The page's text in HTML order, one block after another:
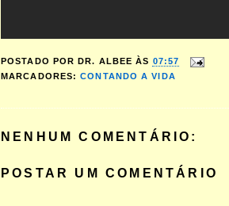
POSTADO POR DR. ALBEE ÀS 07:57
MARCADORES:CONTANDO A VIDA
NENHUM COMENTÁRIO:
POSTAR UM COMENTÁRIO